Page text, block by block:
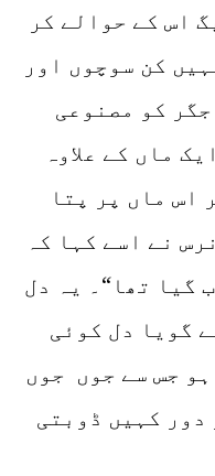
اس کے حوالے کر
کن سوچوں اور
کو مصنوعی
ماں کے علاوہ
اس ماں پر پتا
نے اسے کہا کہ
گیا تھا“۔ یہ دل
گویا دل کوئی
جس سے جوں جوں
دور کہیں ڈوبتی